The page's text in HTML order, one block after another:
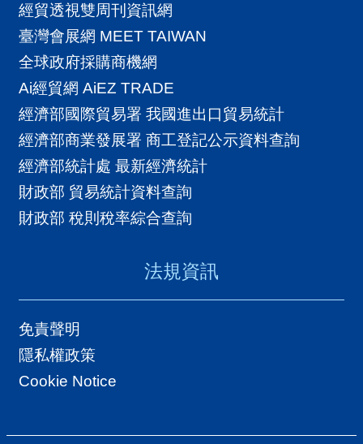
經貿透視雙周刊資訊網
臺灣會展網 MEET TAIWAN
全球政府採購商機網
Ai經貿網 AiEZ TRADE
經濟部國際貿易署 我國進出口貿易統計
經濟部商業發展署 商工登記公示資料查詢
經濟部統計處 最新經濟統計
財政部 貿易統計資料查詢
財政部 稅則稅率綜合查詢
法規資訊
免責聲明
隱私權政策
Cookie Notice